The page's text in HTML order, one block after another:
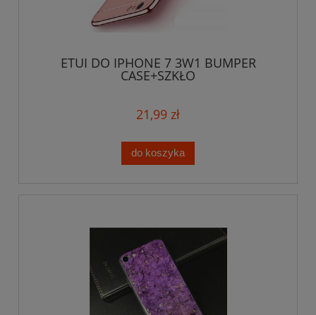
ETUI DO IPHONE 7 3W1 BUMPER
CASE+SZKŁO
21,99 zł
do koszyka